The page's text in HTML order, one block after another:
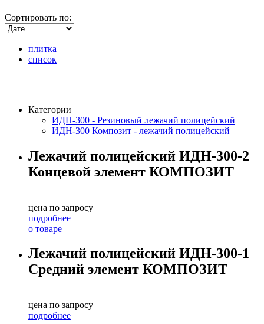
Сортировать по:
плитка
список
Категории
ИДН-300 - Резиновый лежачий полицейский
ИДН-300 Композит - лежачий полицейский
Лежачий полицейский ИДН-300-2
Концевой элемент КОМПОЗИТ
цена по запросу
подробнее
о товаре
Лежачий полицейский ИДН-300-1
Средний элемент КОМПОЗИТ
цена по запросу
подробнее